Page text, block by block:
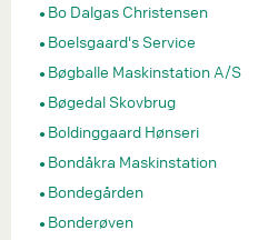
Bo Dalgas Christensen
Boelsgaard's Service
Bøgballe Maskinstation A/S
Bøgedal Skovbrug
Boldinggaard Hønseri
Bondåkra Maskinstation
Bondegården
Bonderøven